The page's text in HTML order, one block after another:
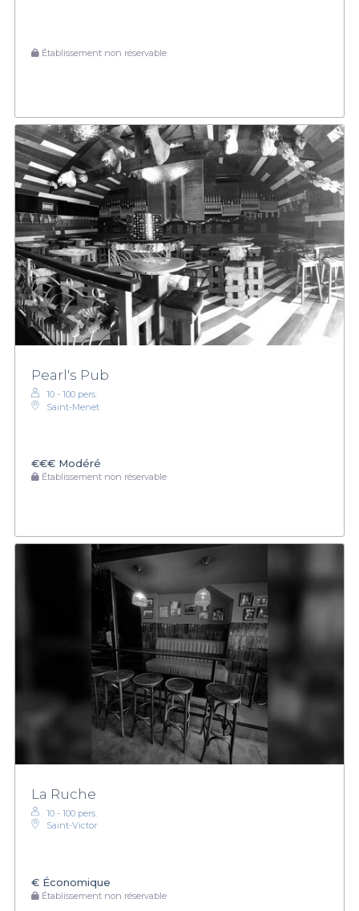
Établissement non réservable
Pearl's Pub
10 - 100 pers.
Saint-Menet
€€€ Modéré
Établissement non réservable
La Ruche
10 - 100 pers.
Saint-Victor
€ Économique
Établissement non réservable